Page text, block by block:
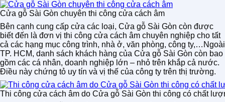
Cửa gỗ Sài Gòn chuyên thi công cửa cách âm
Bên cạnh cung cấp cửa các loại, Cửa gỗ Sài Gòn còn được
biết đến là đơn vị thi công cửa cách âm chuyên nghiệp cho tất
cả các hạng mục công trình, nhà ở, văn phòng, công ty,…Ngoài
TP. HCM, danh sách khách hàng của Cửa gỗ Sài Gòn còn bao
gồm các cá nhân, doanh nghiệp lớn – nhỏ trên khắp cả nước.
Điều này chứng tỏ uy tín và vị thế của công ty trên thị trường.
Thi công cửa cách âm do Cửa gỗ Sài Gòn thi công có chất